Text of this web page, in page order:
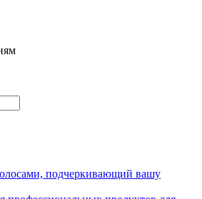
подчеркивающий вашу